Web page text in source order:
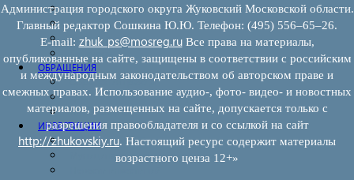
Контакты
Книга жалоб
Законодательство
ОБРАЩЕНИЯ
Обращения граждан
Графики личного приема граждан
Информация
ИНВЕСТИЦИИ
Инвестиционный паспорт
Муниципально-частное партнерство
Администрация городского округа Жуковский Московской области.
Главный редактор Сошкина Ю.Ю. Телефон: (495) 556–65–26.
E‑mail: zhuk_ps@mosreg.ruВсе права на материалы,
опубликованные на сайте, защищены в соответствии с российским
и международным законодательством об авторском праве и
смежных правах. Использование аудио-, фото- видео- и новостных
материалов, размещенных на сайте, допускается только с
разрешения правообладателя и со ссылкой на сайт
http://zhukovskiy.ru. Настоящий ресурс содержит материалы
возрастного ценза 12+»